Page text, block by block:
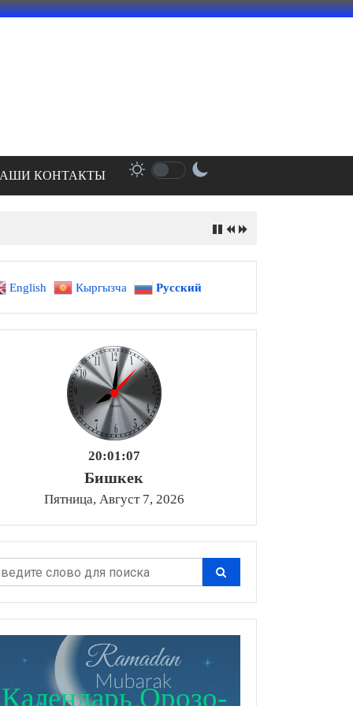
КОНТАКТЫ
English Кыргызча Русский
20:01:08
Бишкек
Пятница, Август 7, 2026
Календарь Орозо-